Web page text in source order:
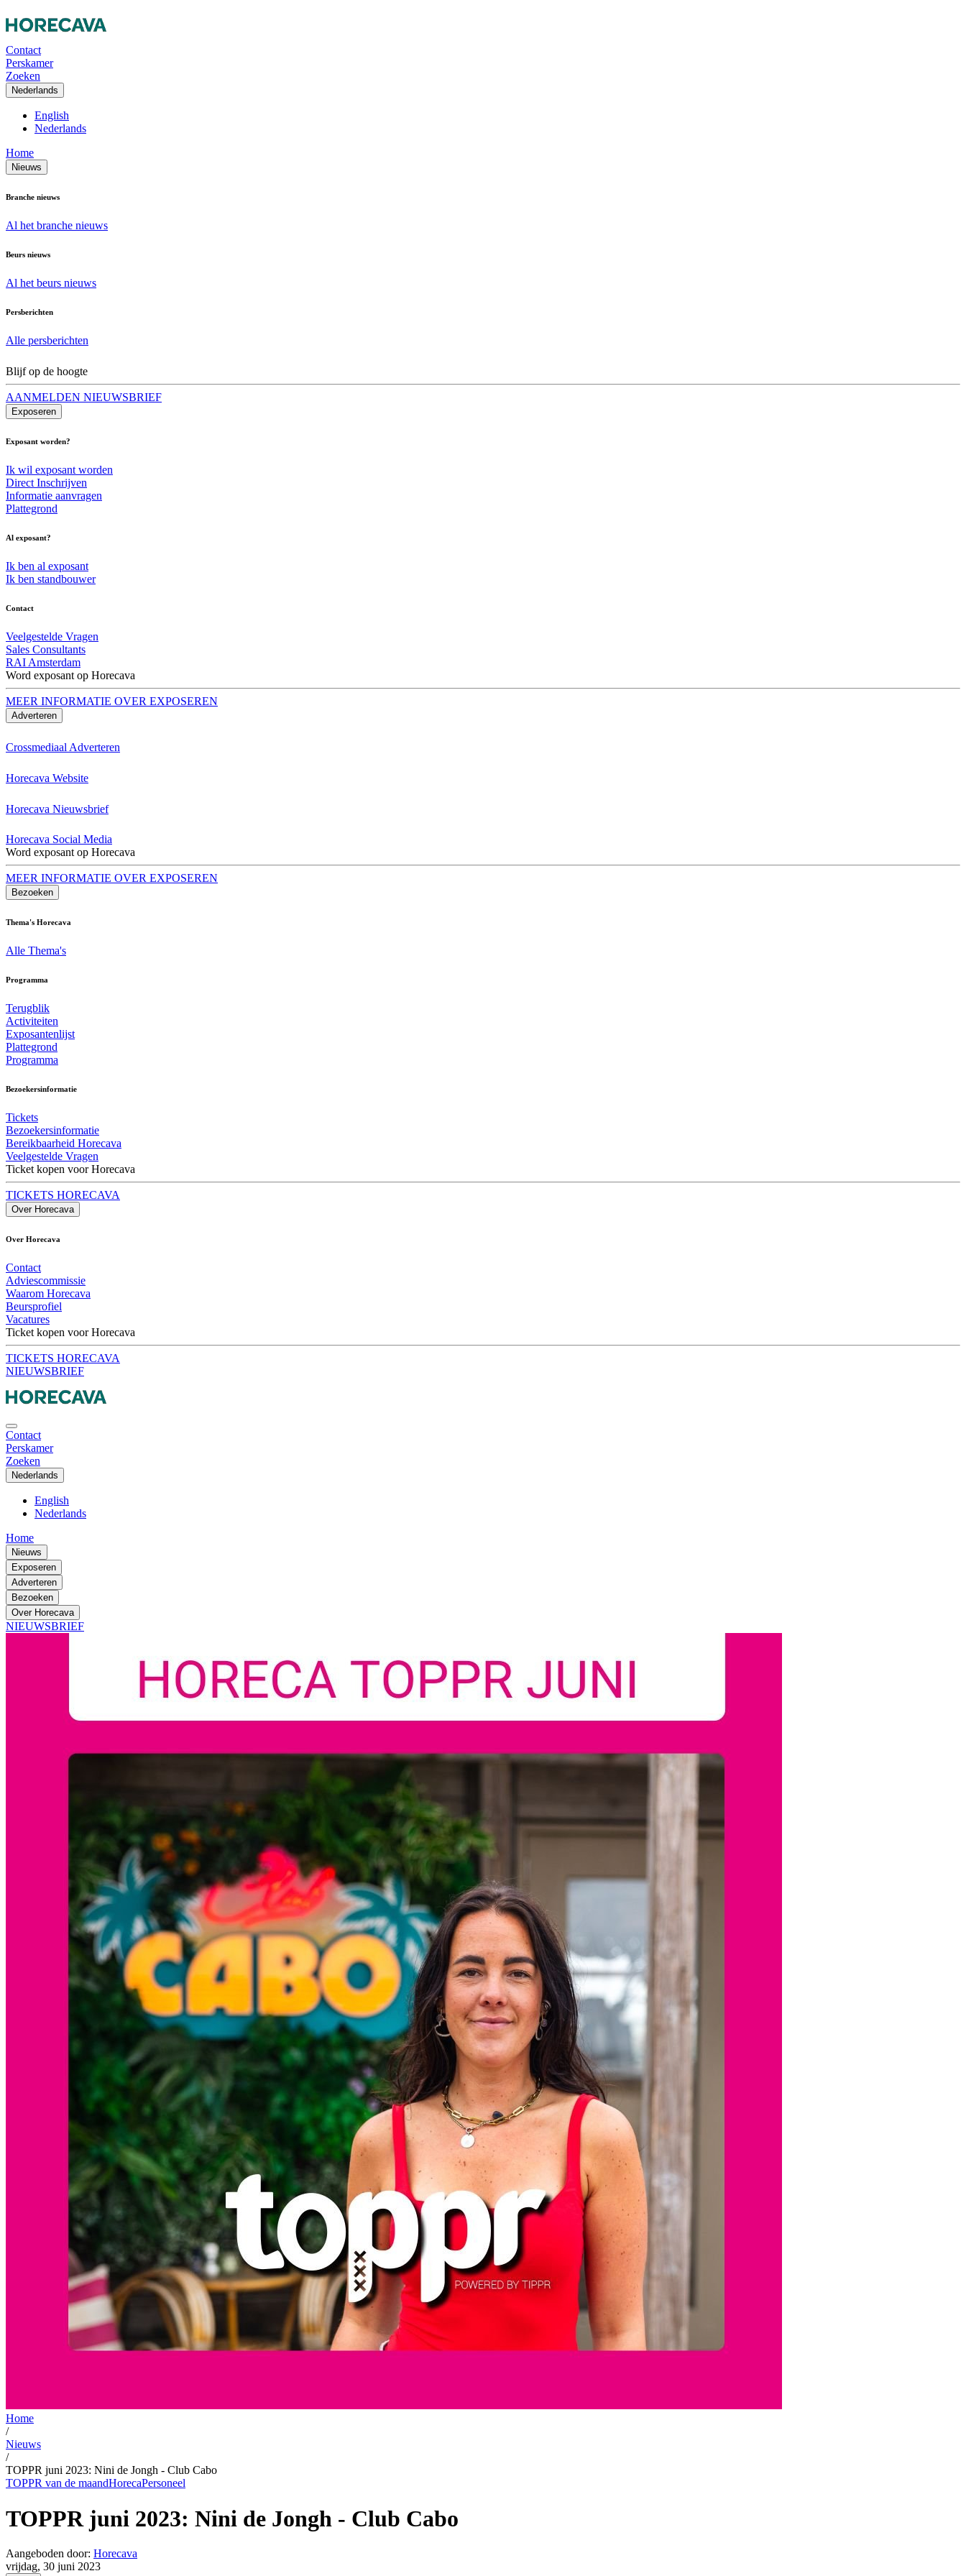
Contact
Perskamer
Zoeken
Nederlands
English
Nederlands
Home
Nieuws
Branche nieuws
Al het branche nieuws
Beurs nieuws
Al het beurs nieuws
Persberichten
Alle persberichten
Blijf op de hoogte
AANMELDEN NIEUWSBRIEF
Exposeren
Exposant worden?
Ik wil exposant worden
Direct Inschrijven
Informatie aanvragen
Plattegrond
Al exposant?
Ik ben al exposant
Ik ben standbouwer
Contact
Veelgestelde Vragen
Sales Consultants
RAI Amsterdam
Word exposant op Horecava
MEER INFORMATIE OVER EXPOSEREN
Adverteren
Crossmediaal Adverteren
Horecava Website
Horecava Nieuwsbrief
Horecava Social Media
Word exposant op Horecava
MEER INFORMATIE OVER EXPOSEREN
Bezoeken
Thema's Horecava
Alle Thema's
Programma
Terugblik
Activiteiten
Exposantenlijst
Plattegrond
Programma
Bezoekersinformatie
Tickets
Bezoekersinformatie
Bereikbaarheid Horecava
Veelgestelde Vragen
Ticket kopen voor Horecava
TICKETS HORECAVA
Over Horecava
Over Horecava
Contact
Adviescommissie
Waarom Horecava
Beursprofiel
Vacatures
Ticket kopen voor Horecava
TICKETS HORECAVA
NIEUWSBRIEF
Contact
Perskamer
Zoeken
Nederlands
English
Nederlands
Home
Nieuws
Exposeren
Adverteren
Bezoeken
Over Horecava
NIEUWSBRIEF
Home
/
Nieuws
/
TOPPR juni 2023: Nini de Jongh - Club Cabo
TOPPR van de maandHorecaPersoneel
TOPPR juni 2023: Nini de Jongh - Club Cabo
Aangeboden door: Horecava
vrijdag, 30 juni 2023